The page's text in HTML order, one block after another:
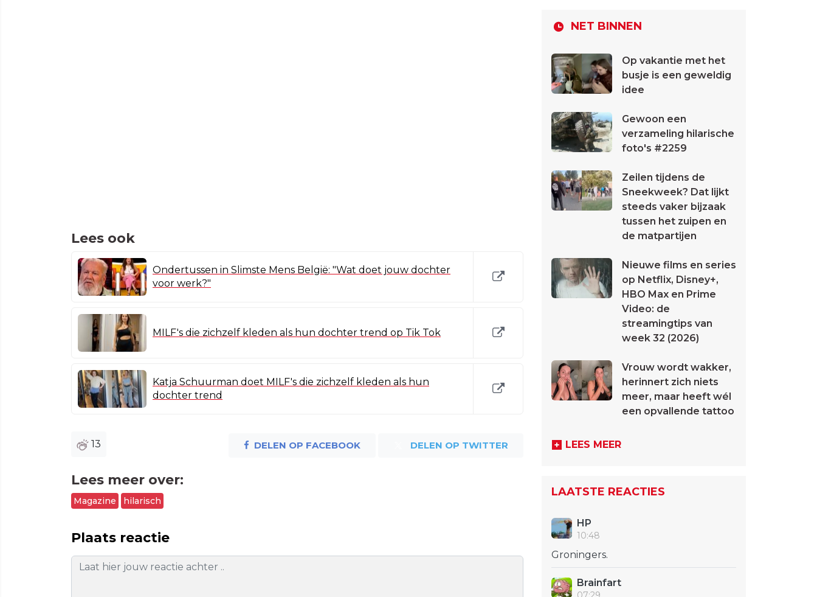
Lees ook
Ondertussen in Slimste Mens België: "Wat doet jouw dochter
voor werk?"
MILF's die zichzelf kleden als hun dochter trend op Tik Tok
Katja Schuurman doet MILF's die zichzelf kleden als hun
dochter trend
13 DELEN OP FACEBOOK DELEN OP TWITTER
Lees meer over:
Magazine hilarisch
Plaats reactie
NET BINNEN
Op vakantie met het
busje is een geweldig
idee
Gewoon een
verzameling hilarische
foto's #2259
Zeilen tijdens de
Sneekweek? Dat lijkt
steeds vaker bijzaak
tussen het zuipen en
de matpartijen
Nieuwe films en series
op Netflix, Disney+,
HBO Max en Prime
Video: de
streamingtips van
week 32 (2026)
Vrouw wordt wakker,
herinnert zich niets
meer, maar heeft wél
een opvallende tattoo
LEES MEER
LAATSTE REACTIES
HP
10:48
Groningers.
Brainfart